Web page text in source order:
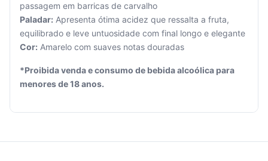
produtos
para
começar.
passagem em barricas de carvalho
Paladar: Apresenta ótima acidez que ressalta a fruta,
equilibrado e leve untuosidade com final longo e elegante
Cor: Amarelo com suaves notas douradas
*Proibida venda e consumo de bebida alcoólica para
menores de 18 anos.